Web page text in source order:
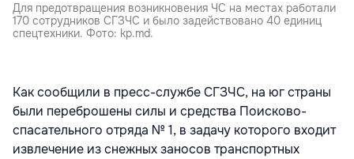
Для предотвращения возникновения ЧС на местах работали
170 сотрудников СГЗЧС и было задействовано 40 единиц
спецтехники. Фото: kp.md.
Как сообщили в пресс-службе СГЗЧС, на юг страны
были переброшены силы и средства Поисково-
спасательного отряда № 1, в задачу которого входит
извлечение из снежных заносов транспортных